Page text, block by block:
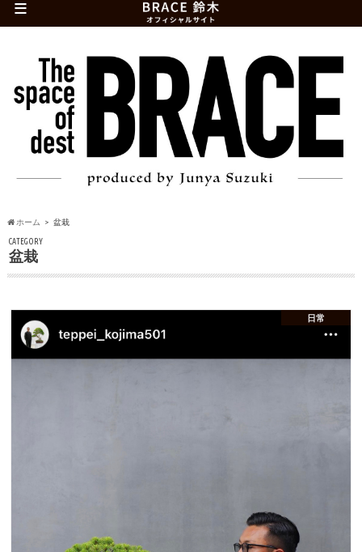
≡
ホーム 盆栽
CATEGORY
盆栽
日常